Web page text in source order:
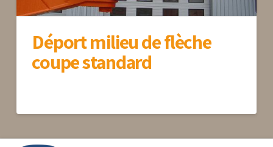
Déport milieu de flèche
coupe standard